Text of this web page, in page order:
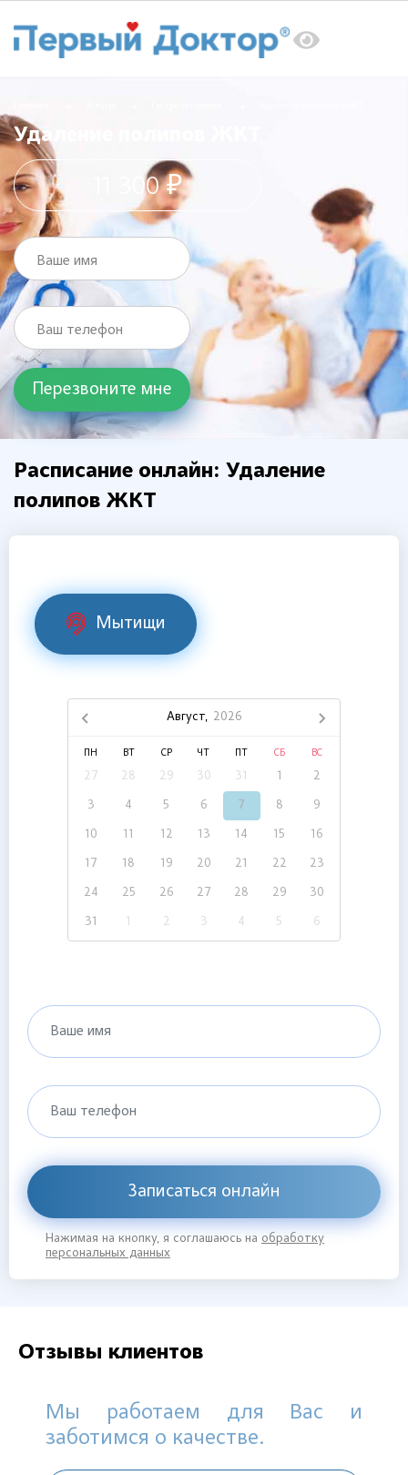
Удаление полипов ЖКТ
11 300 ₽
Ваше имя
Ваш телефон
Расписание онлайн: Удаление
полипов ЖКТ
Мытищи
Август, 2026
ПН ВТ СР ЧТ СБ ВС
27 28 29 30 31 1 2
3 4 5 6 7 8 9
10 11 12 13 14 15 16
17 18 19 20 21 22 23
24 25 26 27 28 29 30
31 1 2 3 4 5 6
Ваше имя
Ваш телефон
Записаться онлайн
Нажимая на кнопку, я соглашаюсь на обработку
персональных данных
Отзывы клиентов
Мы работаем для Вас и
заботимся о качестве.